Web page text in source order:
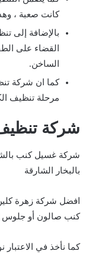
كانت صعبة ،
بالإضافة إلى
القضاء على
الساخن.
كما ان شركة
مرحلة تنظيف
شركة
شركة غسيل كنب
بالبخار الشارقة
افضل شركة زهرة
كنب صالون أو جلوس
كما نأخذ في الاعتبار